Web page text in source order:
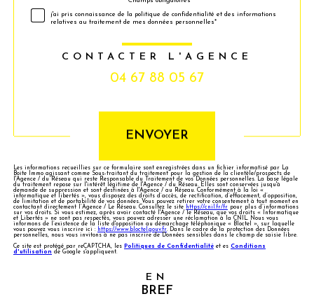
j'ai pris connaissance de la politique de confidentialité et des informations
relatives au traitement de mes données personnelles*
CONTACTER L'AGENCE
04 67 88 05 67
ENVOYER
Les informations recueillies sur ce formulaire sont enregistrées dans un fichier informatisé par La
Boite Immo agissant comme Sous-traitant du traitement pour la gestion de la clientèle/prospects de
l'Agence / du Réseau qui reste Responsable du Traitement de vos Données personnelles. La base légale
du traitement repose sur l'intérêt légitime de l'Agence / du Réseau. Elles sont conservées jusqu'à
demande de suppression et sont destinées à l'Agence / au Réseau. Conformément à la loi «
informatique et libertés », vous disposez des droits d’accès, de rectification, d’effacement, d’opposition,
de limitation et de portabilité de vos données. Vous pouvez retirer votre consentement à tout moment en
contactant directement l’Agence / Le Réseau. Consultez le site
https://cnil.fr/fr pour plus d’informations
sur vos droits. Si vous estimez, après avoir contacté l'Agence / le Réseau, que vos droits « Informatique
et Libertés » ne sont pas respectés, vous pouvez adresser une réclamation à la CNIL. Nous vous
informons de l’existence de la liste d'opposition au démarchage téléphonique « Bloctel », sur laquelle
vous pouvez vous inscrire ici :
https://www.bloctel.gouv.fr. Dans le cadre de la protection des Données
personnelles, nous vous invitons à ne pas inscrire de Données sensibles dans le champ de saisie libre.
Ce site est protégé par reCAPTCHA, les
Politiques de Confidentialité et es Conditions
d'utilisation de Google s'appliquent.
EN
BREF